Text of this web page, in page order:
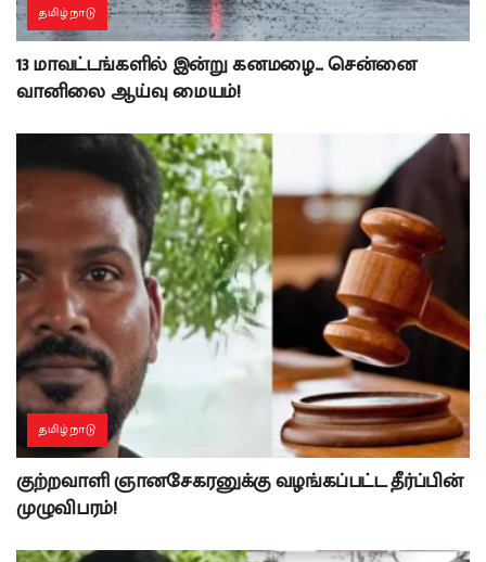
தமிழ்நாடு
13 மாவட்டங்களில் இன்று கனமழை… சென்னை
வானிலை ஆய்வு மையம்!
தமிழ்நாடு
குற்றவாளி ஞானசேகரனுக்கு வழங்கப்பட்ட தீர்ப்பின்
முழுவிபரம்!